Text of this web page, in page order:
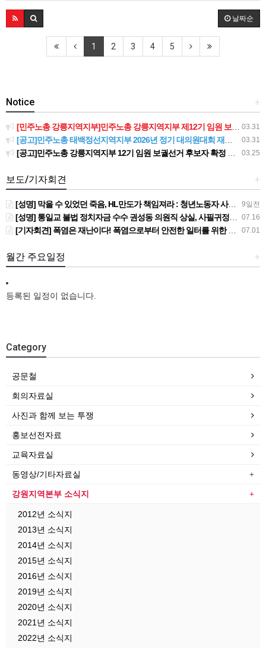
날짜순
1 2 3 4 5
+
Notice
03.31
[민주노총 강릉지역지부]민주노총 강릉지역지부 제12기 임원 보궐선거결과 공고
03.31
[공고]민주노총 태백정선지역지부 2026년 정기 대의원대회 재소집 건
03.25
[공고]민주노총 강릉지역지부 12기 임원 보궐선거 후보자 확정 공고
+
보도/기자회견
9일전
[성명] 막을 수 있었던 죽음, HL만도가 책임져라 : 청년노동자 사망사고의 철저한 진상규명과 재발방지 대책 마련하라
07.16
[성명] 통일교 불법 정치자금 수수 권성동 의원직 상실, 사필귀정이다
07.01
[기자회견] 폭염은 재난이다! 폭염으로부터 안전한 일터를 위한 민주노총 강원지역본부 폭염감시단 선포 기자회견
+
월간 주요일정
등록된 일정이 없습니다.
Category
공문철
회의자료실
사진과 함께 보는 투쟁
홍보선전자료
교육자료실
동영상/기타자료실
강원지역본부 소식지
2012년 소식지
2013년 소식지
2014년 소식지
2015년 소식지
2016년 소식지
2019년 소식지
2020년 소식지
2021년 소식지
2022년 소식지